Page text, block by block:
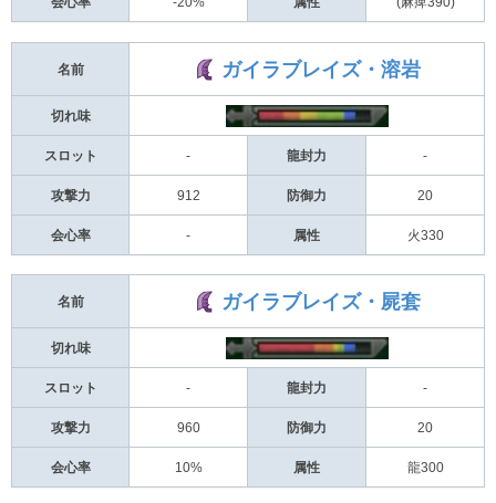
名前 ガイラブレイズ・溶岩
切れ味
スロット - 龍封力 -
攻撃力 912 防御力 20
会心率 - 属性 火330
名前 ガイラブレイズ・屍套
切れ味
スロット - 龍封力 -
攻撃力 960 防御力 20
会心率 10% 属性 龍300